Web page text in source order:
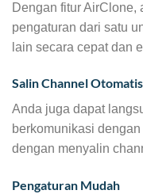
Dengan fitur AirClone,
pengaturan dari satu
lain secara cepat dan
Salin Channel Otomatis
Anda juga dapat
berkomunikasi
dengan menyalin
Pengaturan Mudah